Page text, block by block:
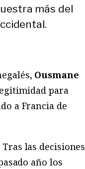
más del
Ousmane
para
a Francia de
las decisiones
año los